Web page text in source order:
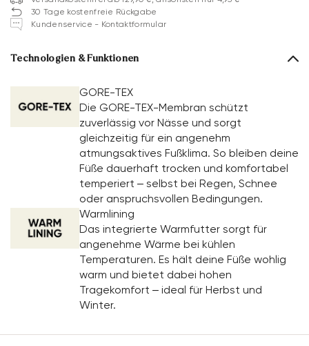
30 Tage kostenfreie Rückgabe
Kundenservice - Kontaktformular
Technologien & Funktionen
GORE-TEX
Die GORE-TEX-Membran schützt
zuverlässig vor Nässe und sorgt
gleichzeitig für ein angenehm
atmungsaktives Fußklima. So bleiben deine
Füße dauerhaft trocken und komfortabel
temperiert – selbst bei Regen, Schnee
oder anspruchsvollen Bedingungen.
Warmlining
Das integrierte Warmfutter sorgt für
angenehme Wärme bei kühlen
Temperaturen. Es hält deine Füße wohlig
warm und bietet dabei hohen
Tragekomfort – ideal für Herbst und
Winter.